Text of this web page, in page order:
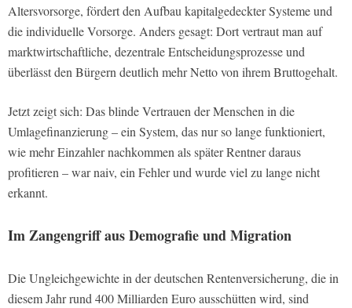
Altersvorsorge, fördert den Aufbau kapitalgedeckter Systeme und
die individuelle Vorsorge. Anders gesagt: Dort vertraut man auf
marktwirtschaftliche, dezentrale Entscheidungsprozesse und
überlässt den Bürgern deutlich mehr Netto von ihrem Bruttogehalt.
Jetzt zeigt sich: Das blinde Vertrauen der Menschen in die
Umlagefinanzierung – ein System, das nur so lange funktioniert,
wie mehr Einzahler nachkommen als später Rentner daraus
profitieren – war naiv, ein Fehler und wurde viel zu lange nicht
erkannt.
Im Zangengriff aus Demografie und Migration
Die Ungleichgewichte in der deutschen Rentenversicherung, die in
diesem Jahr rund 400 Milliarden Euro ausschütten wird, sind